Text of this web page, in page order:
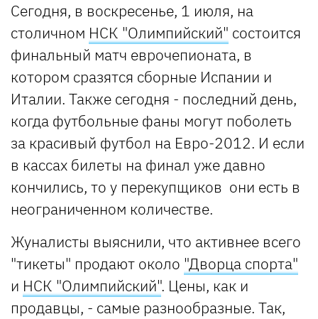
Сегодня, в воскресенье, 1 июля, на
столичном НСК "Олимпийский" состоится
финальный матч еврочепионата, в
котором сразятся сборные Испании и
Италии. Также сегодня - последний день,
когда футбольные фаны могут поболеть
за красивый футбол на Евро-2012. И если
в кассах билеты на финал уже давно
кончились, то у перекупщиков они есть в
неограниченном количестве.
Жуналисты выяснили, что активнее всего
"тикеты" продают около "Дворца спорта"
и НСК "Олимпийский". Цены, как и
продавцы, - самые разнообразные. Так,